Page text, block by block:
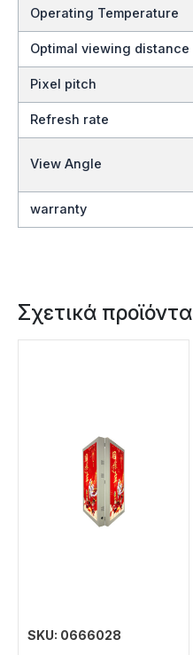
Operating Temperature
Optimal viewing distance
Pixel pitch
Refresh rate
View Angle
warranty
Σχετικά προϊόντα
SKU: 0666028